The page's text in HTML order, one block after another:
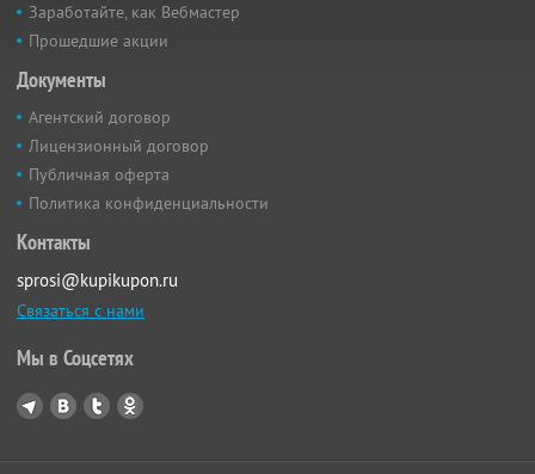
Заработайте, как Вебмастер
Прошедшие акции
Документы
Агентский договор
Лицензионный договор
Публичная оферта
Политика конфиденциальности
Контакты
sprosi@kupikupon.ru
Связаться с нами
Мы в Соцсетях